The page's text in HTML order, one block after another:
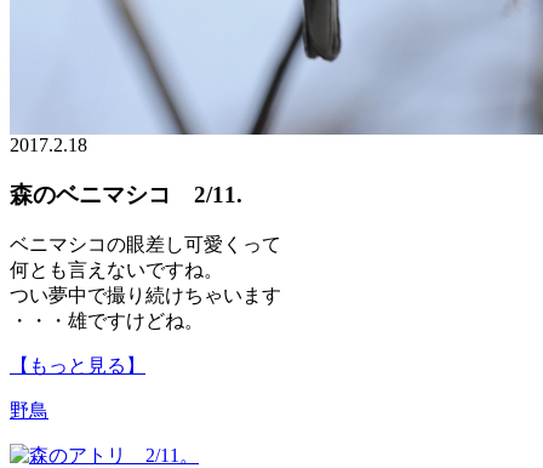
2017.2.18
森のベニマシコ 2/11.
ベニマシコの眼差し可愛くって
何とも言えないですね。
つい夢中で撮り続けちゃいます
・・・雄ですけどね。
【もっと見る】
野鳥